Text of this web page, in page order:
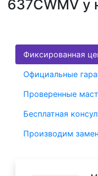
637CWMV у
Фиксированная
Официальные
Проверенные
Бесплатная
Производим